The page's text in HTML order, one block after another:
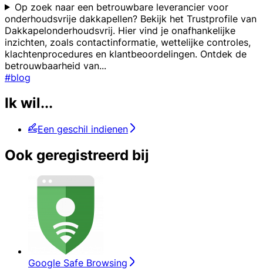
Op zoek naar een betrouwbare leverancier voor
onderhoudsvrije dakkapellen? Bekijk het Trustprofile van
Dakkapelonderhoudsvrij. Hier vind je onafhankelijke
inzichten, zoals contactinformatie, wettelijke controles,
klachtenprocedures en klantbeoordelingen. Ontdek de
betrouwbaarheid van...
#blog
Ik wil...
Een geschil indienen
Ook geregistreerd bij
Google Safe Browsing